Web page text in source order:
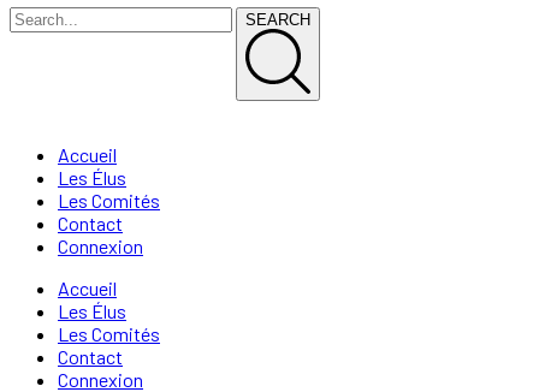
SEARCH
Accueil
Les Élus
Les Comités
Contact
Connexion
Accueil
Les Élus
Les Comités
Contact
Connexion